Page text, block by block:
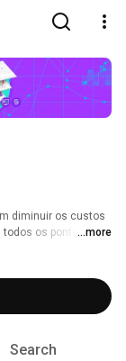
diminuir os custos
todos os pontos de
cresça cada vez
...more
Search